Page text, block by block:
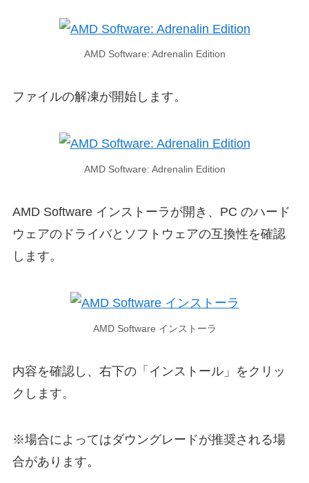
AMD Software: Adrenalin Edition
ファイルの解凍が開始します。
AMD Software: Adrenalin Edition
AMD Software インストーラが開き、PC のハード
ウェアのドライバとソフトウェアの互換性を確認
します。
AMD Software インストーラ
内容を確認し、右下の「インストール」をクリッ
クします。
※場合によってはダウングレードが推奨される場
合があります。